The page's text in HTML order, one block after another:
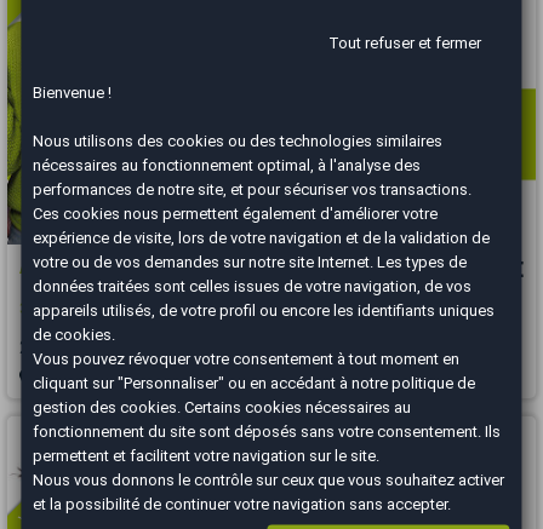
Audi Q2 20 000 €
35 1.5tfsi 150ch design s-tronic
2020
Salon-de-Provence - 13330
Vous arrivez trop tard
Tout refuser et fermer
Bienvenue !
Nous utilisons des cookies ou des technologies similaires
nécessaires au fonctionnement optimal, à l'analyse des
performances de notre site, et pour sécuriser vos transactions.
Ces cookies nous permettent également d'améliorer votre
expérience de visite, lors de votre navigation et de la validation de
votre ou de vos demandes sur notre site Internet. Les types de
données traitées sont celles issues de votre navigation, de vos
appareils utilisés, de votre profil ou encore les identifiants uniques
de cookies.
Vous pouvez révoquer votre consentement à tout moment en
cliquant sur "Personnaliser" ou en accédant à notrepolitique de
gestion des cookies . Certains cookies nécessaires au
fonctionnement du site sont déposés sans votre consentement. Ils
permettent et facilitent votre navigation sur le site.
Nous vous donnons le contrôle sur ceux que vous souhaitez activer
et la possibilité de continuer votre navigation sans accepter.